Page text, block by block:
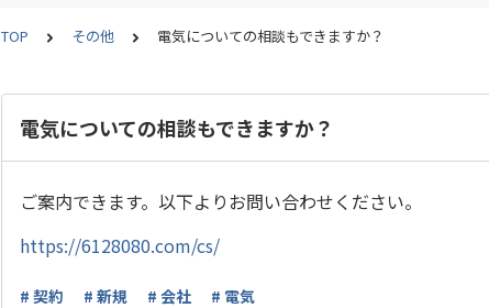
TOP その他 電気についての相談もできますか？
電気についての相談もできますか？
ご案内できます。以下よりお問い合わせください。
https://6128080.com/cs/
# 契約 # 新規 # 会社 # 電気